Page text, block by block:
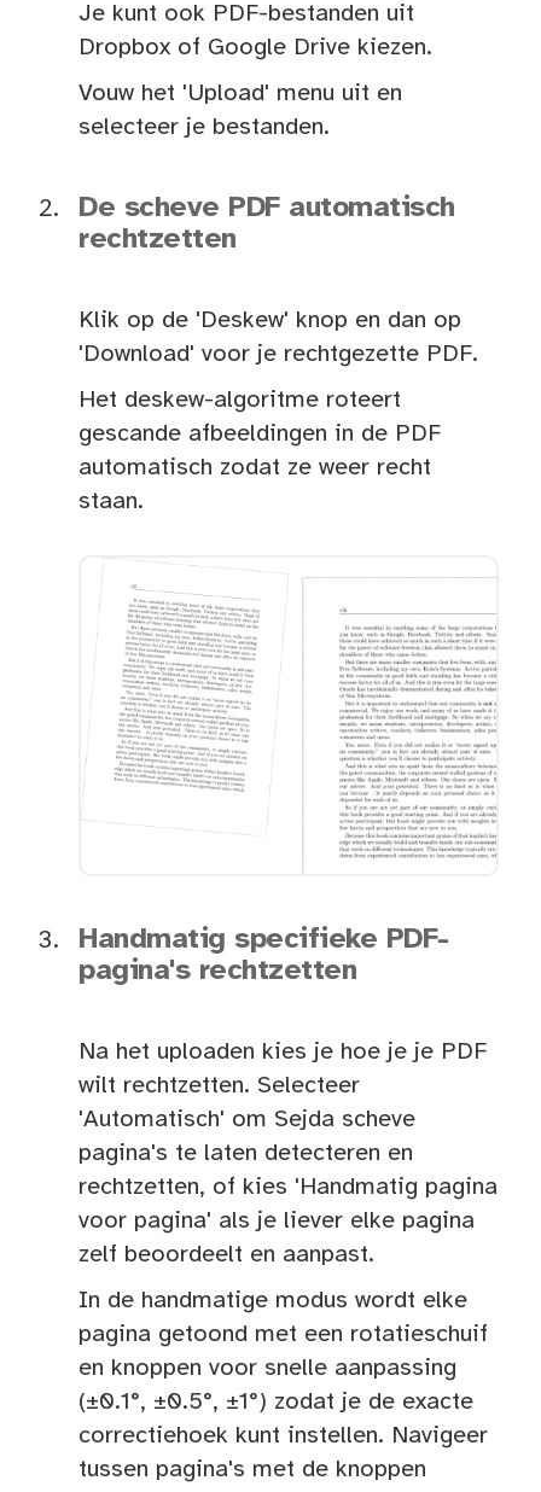
Je kunt ook PDF-bestanden uit
Dropbox of Google Drive kiezen.
Vouw het 'Upload' menu uit en
selecteer je bestanden.
De scheve PDF automatisch
rechtzetten
Klik op de 'Deskew' knop en dan op
'Download' voor je rechtgezette PDF.
Het deskew-algoritme roteert
gescande afbeeldingen in de PDF
automatisch zodat ze weer recht
staan.
Handmatig specifieke PDF-
pagina's rechtzetten
Na het uploaden kies je hoe je je PDF
wilt rechtzetten. Selecteer
'Automatisch' om Sejda scheve
pagina's te laten detecteren en
rechtzetten, of kies 'Handmatig pagina
voor pagina' als je liever elke pagina
zelf beoordeelt en aanpast.
In de handmatige modus wordt elke
pagina getoond met een rotatieschuif
en knoppen voor snelle aanpassing
(±0.1°, ±0.5°, ±1°) zodat je de exacte
correctiehoek kunt instellen. Navigeer
tussen pagina's met de knoppen